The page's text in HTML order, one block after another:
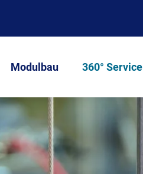
Modulbau 360° Service